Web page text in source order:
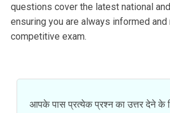
questions cover the latest national
ensuring you are always informed and
competitive exam.
आपके पास प्रत्येक प्रश्न का उत्तर देने के